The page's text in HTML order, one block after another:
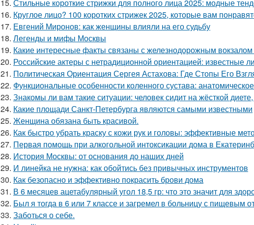
15. Стильные короткие стрижки для полного лица 2025: модные
16. Круглое лицо? 100 коротких стрижек 2025, которые вам
17. Евгений Миронов: как женщины влияли на его судьбу
18. Легенды и мифы Москвы
19. Какие интересные факты связаны с железнодорожным
20. Российские актеры с нетрадиционной ориентацией: известные
21. Политическая Ориентация Сергея Астахова: Где Стопы Его
22. Функциональные особенности коленного сустава:
23. Знакомы ли вам такие ситуации: человек сидит на жёсткой
24. Какие площади Санкт-Петербурга являются самыми известными
25. Женщина обязана быть красивой.
26. Как быстро убрать краску с кожи рук и головы: эффективные
27. Первая помощь при алкогольной интоксикации дома в
28. История Москвы: от основания до наших дней
29. И линейка не нужна: как обойтись без привычных инструментов
30. Как безопасно и эффективно покрасить брови дома
31. В 6 месяцев ацетабулярный угол 18,5 гр: что это значит для
32. Был я тогда в 6 или 7 классе и загремел в больницу с пищевым
33. Заботься о себе.